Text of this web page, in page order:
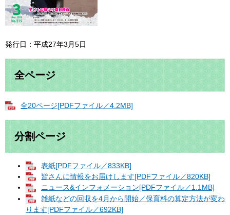
発行日：平成27年3月5日
全ページ
全20ページ[PDFファイル／4.2MB]
分割ページ
表紙[PDFファイル／833KB]
皆さんに情報をお届けします[PDFファイル／820KB]
ニュース&インフォメーション[PDFファイル／1.1MB]
雑紙などの回収を4月から開始／保育料の算定方法が変わ
ります[PDFファイル／692KB]